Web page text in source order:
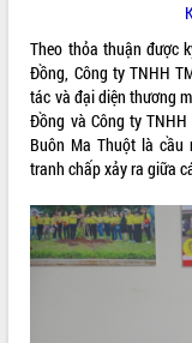
Theo thỏa thuận được
Đồng, Công ty TNHH
tác và đại diện thương
Đồng và Công ty TNHH
Buôn Ma Thuột là
tranh chấp xảy ra giữa